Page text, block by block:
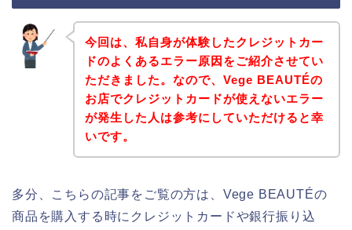
今回は、私自身が体験したクレジットカー
ドのよくあるエラー原因をご紹介させてい
ただきました。なので、Vege BEAUTÉの
お店でクレジットカードが使えないエラー
が発生した人は参考にしていただけると幸
いです。
多分、こちらの記事をご覧の方は、Vege BEAUTÉの
商品を購入する時にクレジットカードや銀行振り込